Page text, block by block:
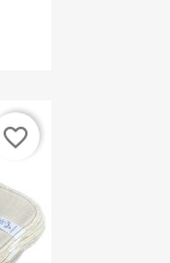
favorite_border